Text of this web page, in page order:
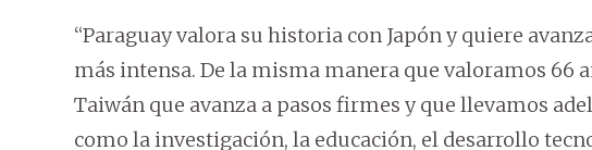
“Paraguay valora su historia con Japón y quiere
más intensa. De la misma manera que valoramos 66
Taiwán que avanza a pasos firmes y que llevamos
como la investigación, la educación, el desarrollo